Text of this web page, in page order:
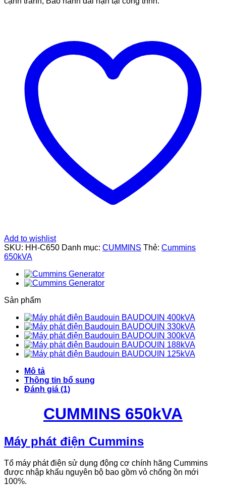
Add to wishlist
SKU: HH-C650 Danh mục: CUMMINS Thẻ: Cummins
650kVA
Sản phẩm
BAUDOUIN 400kVA
BAUDOUIN 330kVA
BAUDOUIN 300kVA
BAUDOUIN 188kVA
BAUDOUIN 125kVA
Mô tả
Thông tin bổ sung
Đánh giá (1)
CUMMINS 650kVA
Máy phát điện Cummins
Tổ máy phát điện sử dụng động cơ chính hãng Cummins
được nhập khẩu nguyên bộ bao gồm vỏ chống ồn mới
100%.